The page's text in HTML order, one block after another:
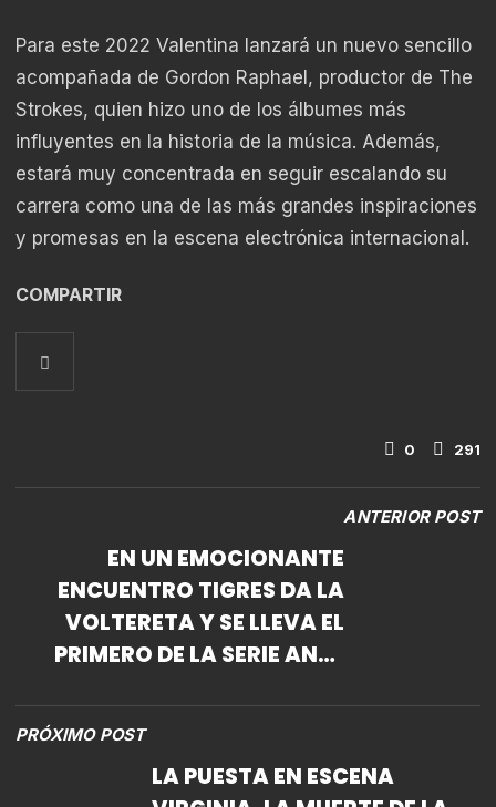
Para este 2022 Valentina lanzará un nuevo sencillo
acompañada de Gordon Raphael, productor de The
Strokes, quien hizo uno de los álbumes más
influyentes en la historia de la música. Además,
estará muy concentrada en seguir escalando su
carrera como una de las más grandes inspiraciones
y promesas en la escena electrónica internacional.
COMPARTIR
0 291
ANTERIOR POST
EN UN EMOCIONANTE
ENCUENTRO TIGRES DA LA
VOLTERETA Y SE LLEVA EL
PRIMERO DE LA SERIE ANTE
PRÓXIMO POST
LA PUESTA EN ESCENA